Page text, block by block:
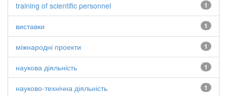
1
training of scientific personnel
1
виставки
1
міжнародні проекти
1
наукова діяльність
1
науково-технічна діяльність